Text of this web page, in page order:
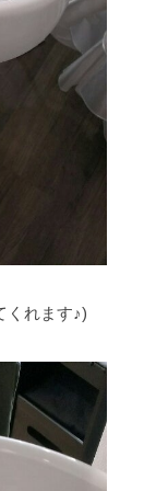
くれます♪)